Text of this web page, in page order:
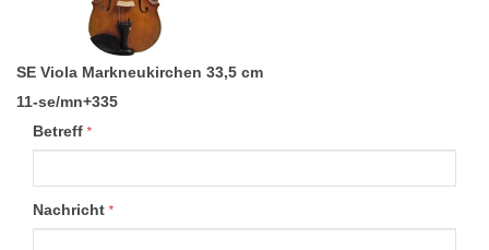
SE Viola Markneukirchen 33,5 cm
11-se/mn+335
Betreff *
Nachricht *